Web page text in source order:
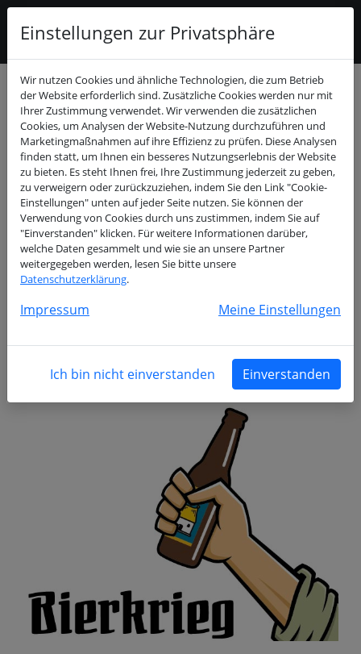
Buchungskalender
Dezember
2024
>
Mo Di Mi Do Fr Sa
So
01
02
03 04 05 06 07
08
09
10 11 12 13 14
15
16
17 18 19 20 21
30
Freie Termine am Montag, 30.
Dezember 2024
Einstellungen zur Privatsphäre
Wir nutzen Cookies und ähnliche Technologien, die zum Betrieb
der Website erforderlich sind. Zusätzliche Cookies werden nur mit
Ihrer Zustimmung verwendet. Wir verwenden die zusätzlichen
Cookies, um Analysen der Website-Nutzung durchzuführen und
Marketingmaßnahmen auf ihre Effizienz zu prüfen. Diese Analysen
finden statt, um Ihnen ein besseres Nutzungserlebnis der Website
zu bieten. Es steht Ihnen frei, Ihre Zustimmung jederzeit zu geben,
zu verweigern oder zurückzuziehen, indem Sie den Link "Cookie-
Einstellungen" unten auf jeder Seite nutzen. Sie können der
Verwendung von Cookies durch uns zustimmen, indem Sie auf
"Einverstanden" klicken. Für weitere Informationen darüber,
welche Daten gesammelt und wie sie an unsere Partner
weitergegeben werden, lesen Sie bitte unsere
Datenschutzerklärung.
Impressum Meine Einstellungen
Ich bin nicht einverstanden Einverstanden